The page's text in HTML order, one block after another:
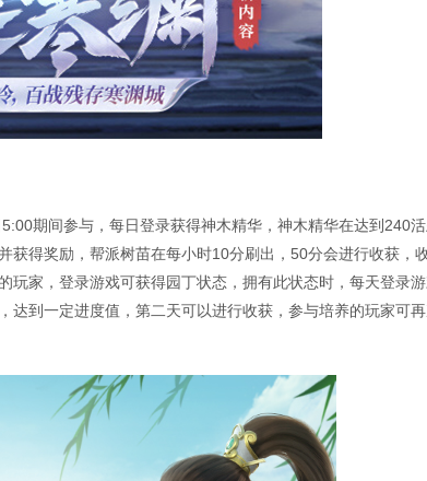
期间参与，每日登录获得神木精华，神木精华在达到240
获得奖励，帮派树苗在每小时10分刷出，50分会进行收获，
家，登录游戏可获得园丁状态，拥有此状态时，每天登录
到一定进度值，第二天可以进行收获，参与培养的玩家可